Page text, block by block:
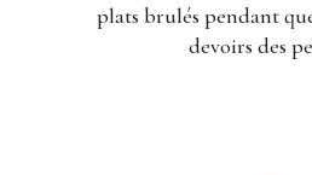
plats brulés pendant
devoirs des